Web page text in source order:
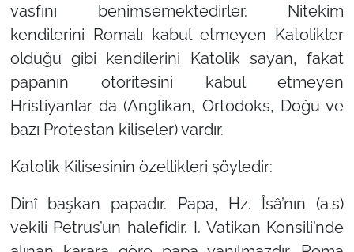
vasfını benimsemektedirler. Nitekim
kendilerini Romalı kabul etmeyen Katolikler
olduğu gibi kendilerini Katolik sayan, fakat
papanın otoritesini kabul etmeyen
Hristiyanlar da (Anglikan, Ortodoks, Doğu ve
bazı Protestan kiliseler) vardır.
Katolik Kilisesinin özellikleri şöyledir:
Dinî başkan papadır. Papa, Hz. Îsâ’nın (a.s)
vekili Petrus’un halefidir. I. Vatikan Konsili’nde